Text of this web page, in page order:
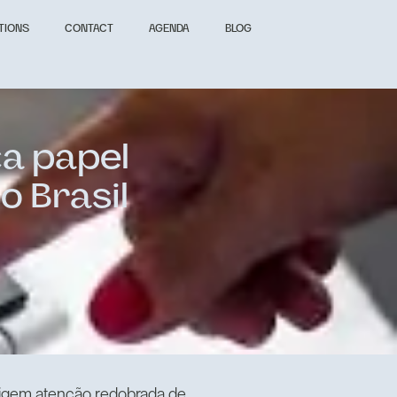
CONTACT AGENDA BLOG
papel
Brasil